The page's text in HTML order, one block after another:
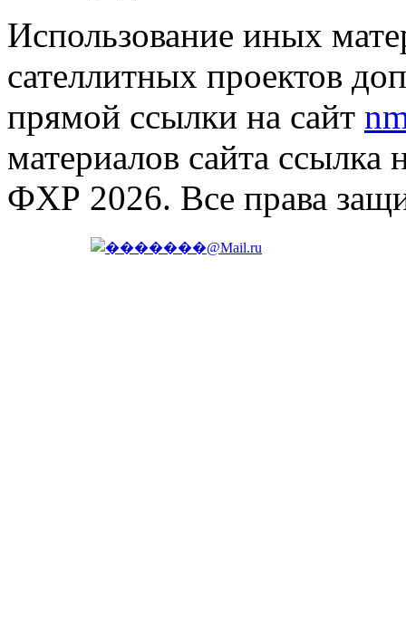
Использование иных
сателлитных проектов
прямой ссылки на сайт
материалов сайта ссылка
ФХР 2026. Все права